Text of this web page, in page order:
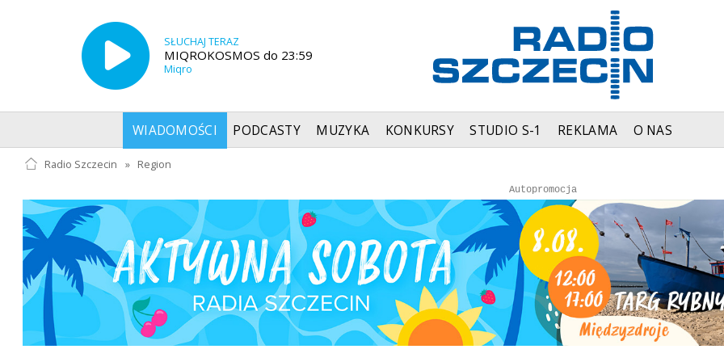
SŁUCHAJ TERAZ
MIQROKOSMOS do 23:59
Miqro
WIADOMOŚCI PODCASTY MUZYKA KONKURSY STUDIO S-1 REKLAMA O NAS
Radio Szczecin » Region
Autopromocja
Autopromocja
Reklama